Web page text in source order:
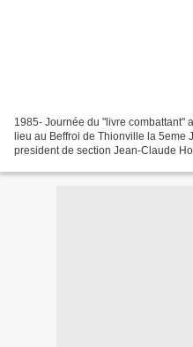
1985- Journée du "livre combattant"
lieu au Beffroi de Thionville la 5eme
president de section Jean-Claude